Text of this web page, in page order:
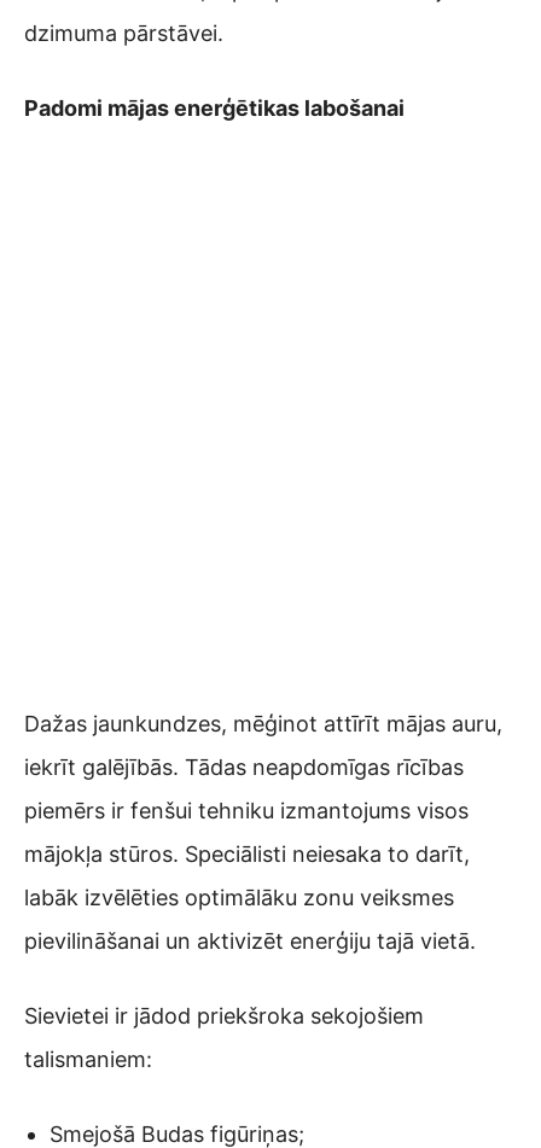
dzimuma pārstāvei.
Padomi mājas enerģētikas labošanai
Dažas jaunkundzes, mēģinot attīrīt mājas auru,
iekrīt galējībās. Tādas neapdomīgas rīcības
piemērs ir fenšui tehniku izmantojums visos
mājokļa stūros. Speciālisti neiesaka to darīt,
labāk izvēlēties optimālāku zonu veiksmes
pievilināšanai un aktivizēt enerģiju tajā vietā.
Sievietei ir jādod priekšroka sekojošiem
talismaniem:
Smejošā Budas figūriņas;